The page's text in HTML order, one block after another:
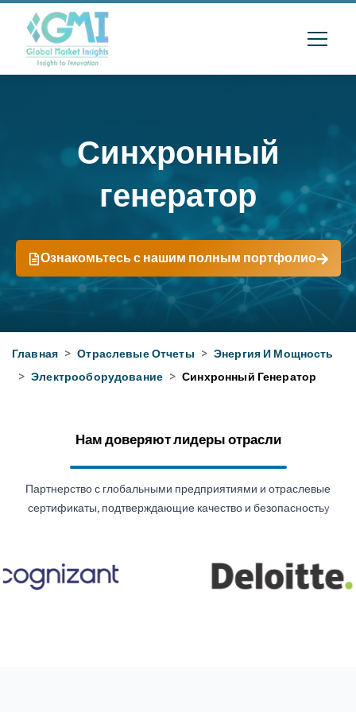
Синхронный
генератор
Ознакомьтесь с нашим полным портфолио
Главная > Отраслевые Отчеты > Энергия И Мощность
> Электрооборудование > Синхронный Генератор
Нам доверяют лидеры отрасли
Партнерство с глобальными предприятиями и отраслевые
сертификаты, подтверждающие качество и безопасностьy